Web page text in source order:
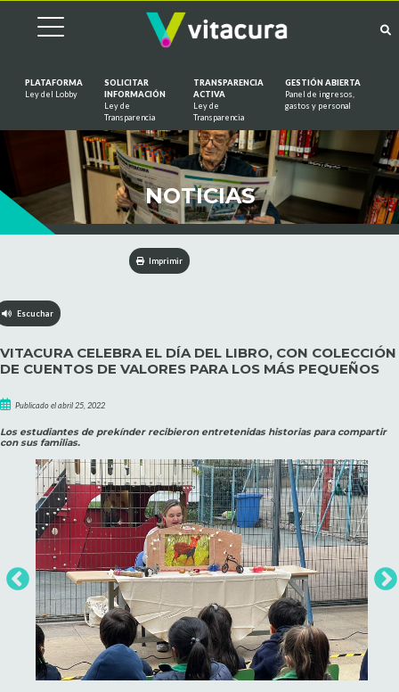
PLATAFORMA
Ley del Lobby
SOLICITAR
INFORMACIÓN
Ley de
Transparencia
TRANSPARENCIA
ACTIVA
Ley de
Transparencia
GESTIÓN ABIERTA
Panel de ingresos,
gastos y personal
NOTICIAS
Imprimir
Escuchar
VITACURA CELEBRA EL DÍA DEL LIBRO, CON COLECCIÓN
DE CUENTOS DE VALORES PARA LOS MÁS PEQUEÑOS
Publicado el abril 25, 2022
Los estudiantes de prekínder recibieron entretenidas historias para compartir
con sus familias.